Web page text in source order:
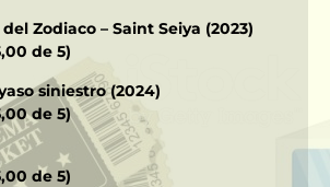
Zodiaco – Saint Seiya (2023)
de 5)
siniestro (2024)
de 5)
de 5)